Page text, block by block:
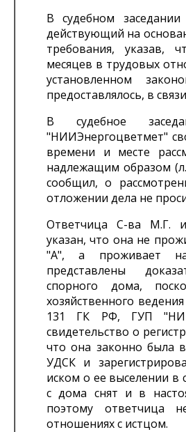
В судебном заседании
действующий на
требования, указав,
месяцев в трудовых
установленном
предоставлялось, в
В судебное
"НИИЭнергоцветмет"
времени и месте
надлежащим образом
сообщил, о
отложении дела не
Ответчица С-ва М.Г.
указан, что она не
"А", а проживает
представлены
спорного дома,
хозяйственного
131 ГК РФ, ГУП
свидетельство о
что она законно была
УДСК и
иском о ее выселении в
с дома снят и в
поэтому ответчица
отношениях с истцом.